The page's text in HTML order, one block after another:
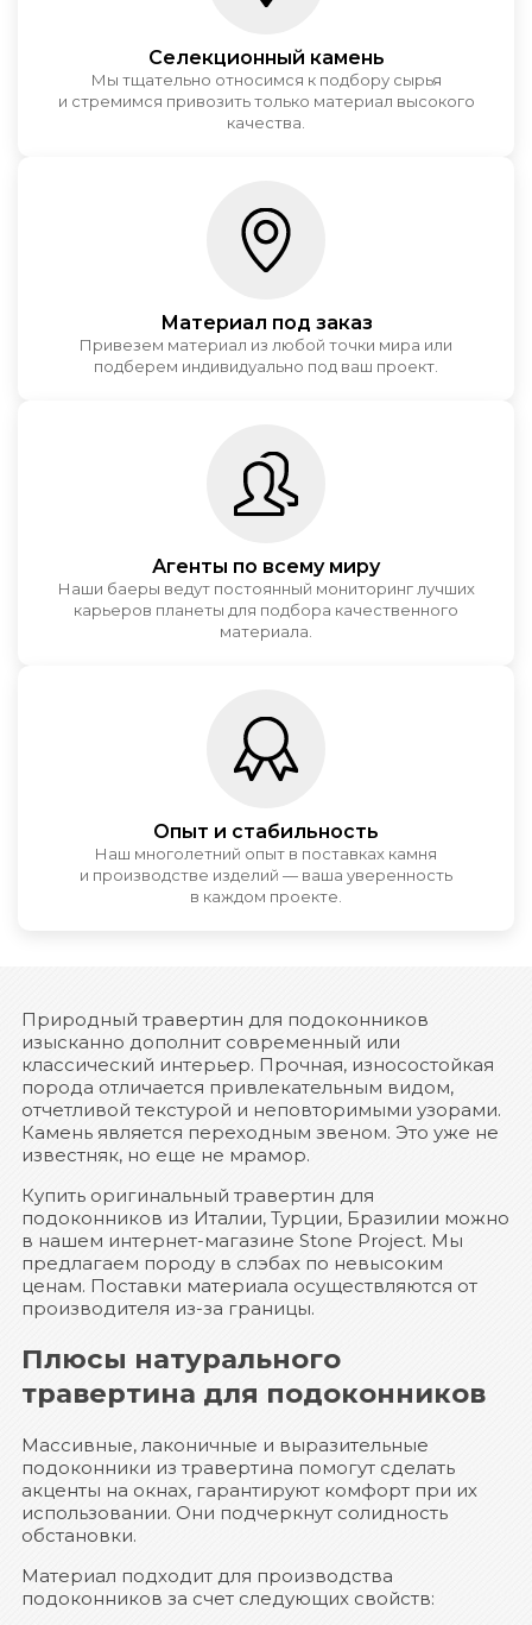
Селекционный камень
Мы тщательно относимся к подбору сырья
и стремимся привозить только материал высокого
качества.
Материал под заказ
Привезем материал из любой точки мира или
подберем индивидуально под ваш проект.
Агенты по всему миру
Наши баеры ведут постоянный мониторинг лучших
карьеров планеты для подбора качественного
материала.
Опыт и стабильность
Наш многолетний опыт в поставках камня
и производстве изделий — ваша уверенность
в каждом проекте.
Природный травертин для подоконников
изысканно дополнит современный или
классический интерьер. Прочная, износостойкая
порода отличается привлекательным видом,
отчетливой текстурой и неповторимыми узорами.
Камень является переходным звеном. Это уже не
известняк, но еще не мрамор.
Купить оригинальный травертин для
подоконников из Италии, Турции, Бразилии можно
в нашем интернет-магазине Stone Project. Мы
предлагаем породу в слэбах по невысоким
ценам. Поставки материала осуществляются от
производителя из-за границы.
Плюсы натурального
травертина для подоконников
Массивные, лаконичные и выразительные
подоконники из травертина помогут сделать
акценты на окнах, гарантируют комфорт при их
использовании. Они подчеркнут солидность
обстановки.
Материал подходит для производства
подоконников за счет следующих свойств: